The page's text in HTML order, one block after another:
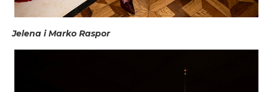
Jelena i Marko Raspor